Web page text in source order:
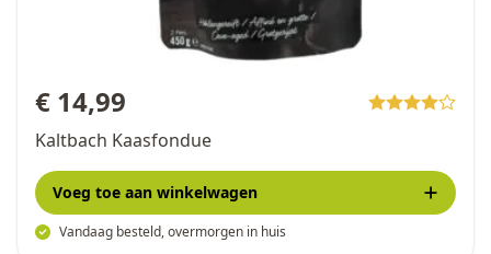
€ 14,99
Kaltbach Kaasfondue
Vandaag besteld, overmorgen in huis
Voeg toe aan winkelwagen